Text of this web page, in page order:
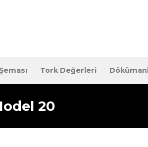
Tork Değerleri
20